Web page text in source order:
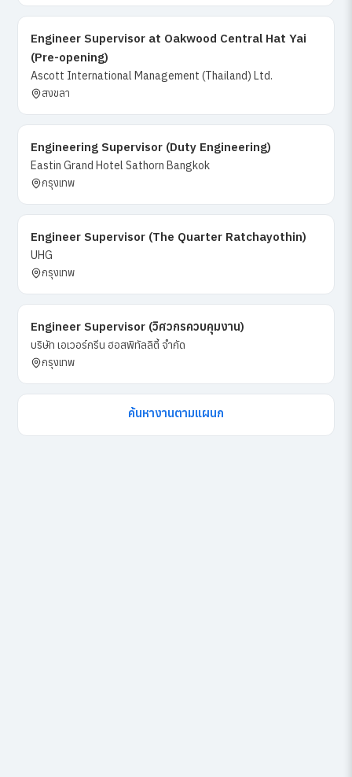
Engineer Supervisor at Oakwood Central Hat Yai
(Pre-opening)
Ascott International Management (Thailand) Ltd.
สงขลา
Engineering Supervisor (Duty Engineering)
Eastin Grand Hotel Sathorn Bangkok
กรุงเทพ
Engineer Supervisor (The Quarter Ratchayothin)
UHG
กรุงเทพ
Engineer Supervisor (วิศวกรควบคุมงาน)
บริษัท เอเวอร์กรีน ฮอสพิทัลลิตี้ จำกัด
กรุงเทพ
ค้นหางานตามแผนก